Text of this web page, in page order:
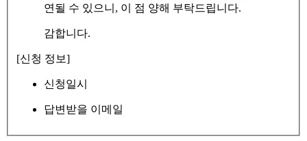
연될 수 있으니, 이 점 양해 부탁드립니다.
감합니다.
[신청 정보]
신청일시
답변받을 이메일